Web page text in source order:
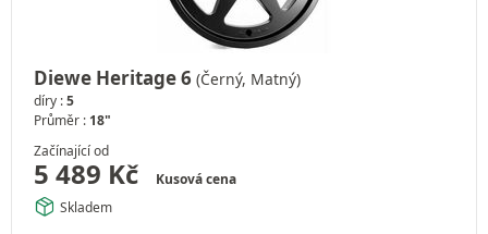
Diewe Heritage 6 (Černý, Matný)
díry :5
Průměr : 18"
Začínající od
5 489 Kč
Kusová cena
Skladem